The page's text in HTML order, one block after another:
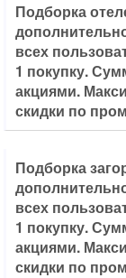
Подборка
всех
1 покупку.
акциями.
скидки по
Подборка
всех
1 покупку.
акциями.
скидки по